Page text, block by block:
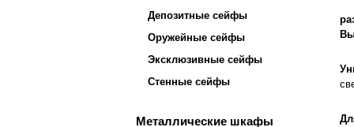
Депозитные сейфы
Оружейные сейфы
Эксклюзивные сейфы
Стенные сейфы
Металлические шкафы